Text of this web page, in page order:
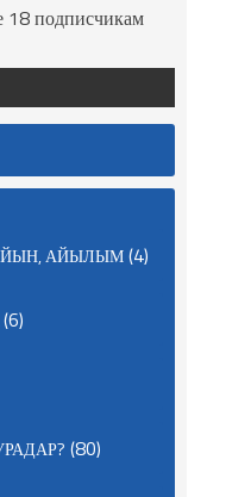
18 подписчикам
АЙЫЛЫМ(4)
(6)
(80)